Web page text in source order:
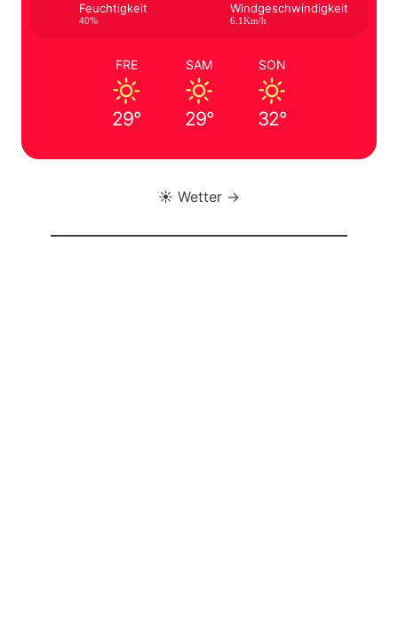
Feuchtigkeit
40%
Windgeschwindigkeit
6.1Km/h
FRE
29°
SAM
29°
SON
32°
☀️ Wetter →